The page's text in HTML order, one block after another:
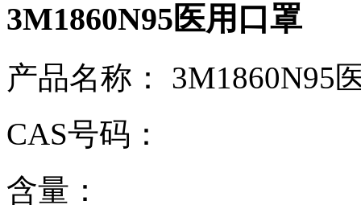
3M1860N95医用口罩
产品名称： 3M1860N95
CAS号码：
含量：